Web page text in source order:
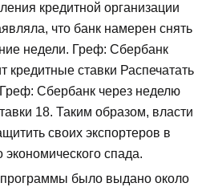
кредитной организации
что банк намерен снять
недели. Греф: Сбербанк
кредитные ставки Распечатать
Греф: Сбербанк через неделю
18. Таким образом, власти
своих экспортеров в
экономического спада.
было выдано около